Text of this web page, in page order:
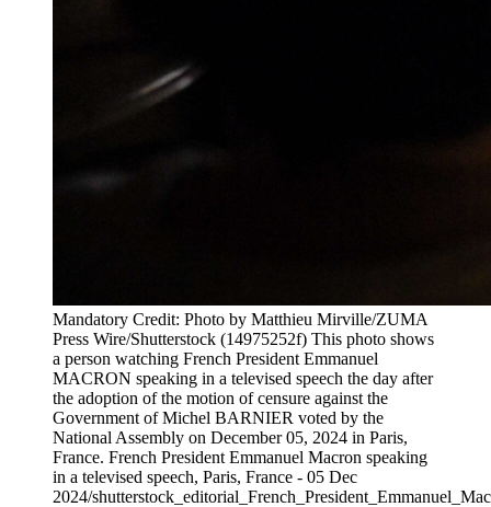
Mandatory Credit: Photo by Matthieu Mirville/ZUMA
Press Wire/Shutterstock (14975252f) This photo shows
a person watching French President Emmanuel
MACRON speaking in a televised speech the day after
the adoption of the motion of censure against the
Government of Michel BARNIER voted by the
National Assembly on December 05, 2024 in Paris,
France. French President Emmanuel Macron speaking
in a televised speech, Paris, France - 05 Dec
2024/